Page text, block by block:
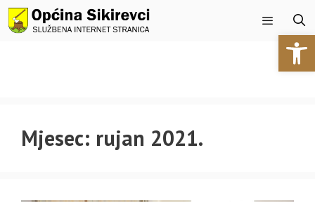
Preskoči
na
Izbornik
Mjesec: rujan 2021.